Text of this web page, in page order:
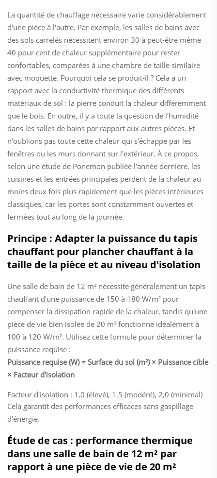
La quantité de chauffage nécessaire varie considérablement
d'une pièce à l'autre. Par exemple, les salles de bains avec
des sols carrelés nécessitent environ 30 à peut-être même
40 pour cent de chaleur supplémentaire pour rester
confortables, comparées à une chambre de taille similaire
avec moquette. Pourquoi cela se produit-il ? Cela a un
rapport avec la conductivité thermique des différents
matériaux de sol : la pierre conduit la chaleur différemment
que le bois. En outre, il y a toute la question de l'humidité
dans les salles de bains par rapport aux autres pièces. Et
n'oublions pas toute cette chaleur qui s'échappe par les
fenêtres ou les murs donnant sur l'extérieur. À ce propos,
selon une étude de Ponemon publiée l'année dernière, les
cuisines et les entrées principales perdent de la chaleur au
moins deux fois plus rapidement que les pièces intérieures
classiques, car les portes sont constamment ouvertes et
fermées tout au long de la journée.
Principe : Adapter la puissance du tapis
chauffant pour plancher chauffant à la
taille de la pièce et au niveau d'isolation
Une salle de bain de 12 m² nécessite généralement un tapis
chauffant d'une puissance de 150 à 180 W/m² pour
compenser la dissipation rapide de la chaleur, tandis qu'une
pièce de vie bien isolée de 20 m² fonctionne idéalement à
100 à 120 W/m². Utilisez cette formule pour déterminer la
puissance requise :
Puissance requise (W) = Surface du sol (m²) × Puissance cible
× Facteur d'isolation
Facteur d'isolation : 1,0 (élevé), 1,5 (modéré), 2,0 (minimal)
Cela garantit des performances efficaces sans gaspillage
d'énergie.
Étude de cas : performance thermique
dans une salle de bain de 12 m² par
rapport à une pièce de vie de 20 m²